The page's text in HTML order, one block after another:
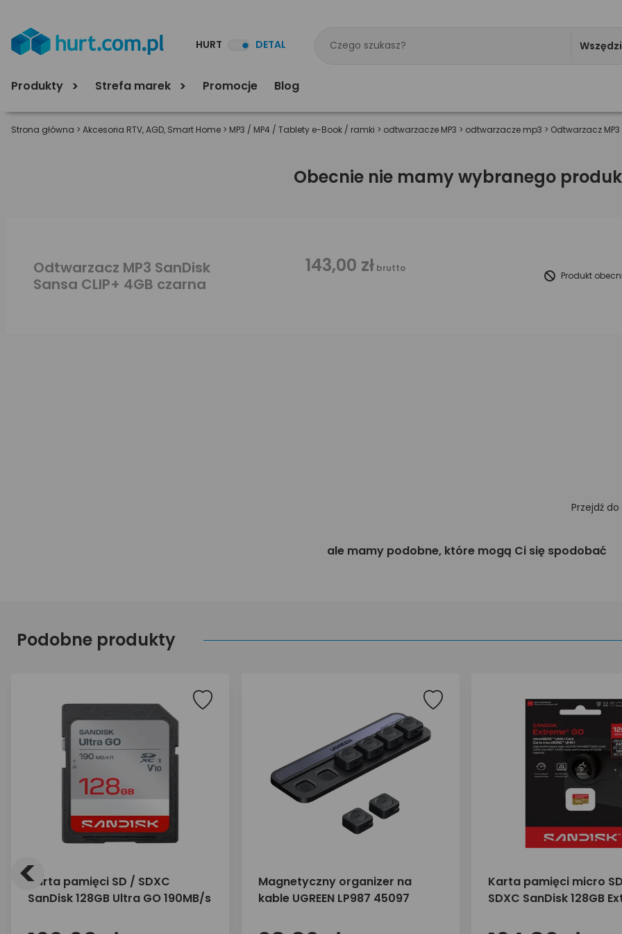
HURT DETAL
Produkty Strefa marek Promocje Blog
Strona główna > Akcesoria RTV, AGD, Smart Home > MP3 / MP4 / Tablety e-Book / ramki > odtwarzacze MP3 > odtwarzacze mp3 > Odtwarzacz
Obecnie nie mamy wybranego
Odtwarzacz MP3 SanDisk
Sansa CLIP+ 4GB czarna
143,00 zł brutto
Produkt
Przejdź do
ale mamy podobne, które mogą Ci się spodobać
Podobne produkty
Karta pamięci SD / SDXC
SanDisk 128GB Ultra GO 190MB/s
Magnetyczny organizer na
kable UGREEN LP987 45097
Karta pamięci micro
SDXC SanDisk 128GB
<